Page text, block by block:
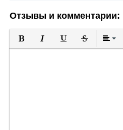
Отзывы и комментарии:
Полужирный
КурсивПодчеркнутый
Зачеркнутый